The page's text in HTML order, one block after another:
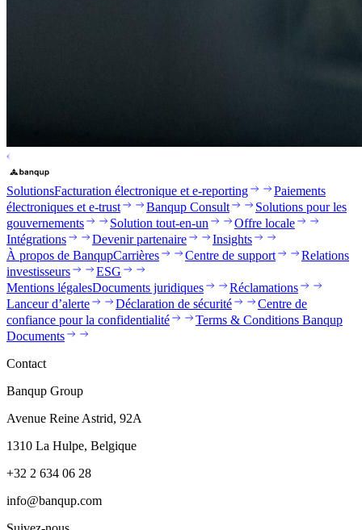
SolutionsFacturation électronique et e-reporting
Paiements
électroniques et e-trust
Banqup Consult
Solutions pour les
gouvernements
Solution tout-en-un
Offre locale
Intégrations
Devenir partenaire
Insights
À propos de BanqupCarrières Centre de support
Relations
investisseurs
ESG
Mentions légalesDocuments juridiques
Réclamations
Lanceur d’alerte
Déclaration de sécurité
Centre de
confiance pour la confidentialité
Terms & Conditions Banqup
Documents
Contact
Banqup Group
Avenue Reine Astrid, 92A
1310 La Hulpe, Belgique
+32 2 634 06 28
info@banqup.com